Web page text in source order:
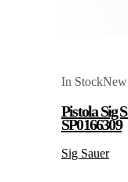
In Stock
Pistola Sig
SP0166309
Sig Sauer